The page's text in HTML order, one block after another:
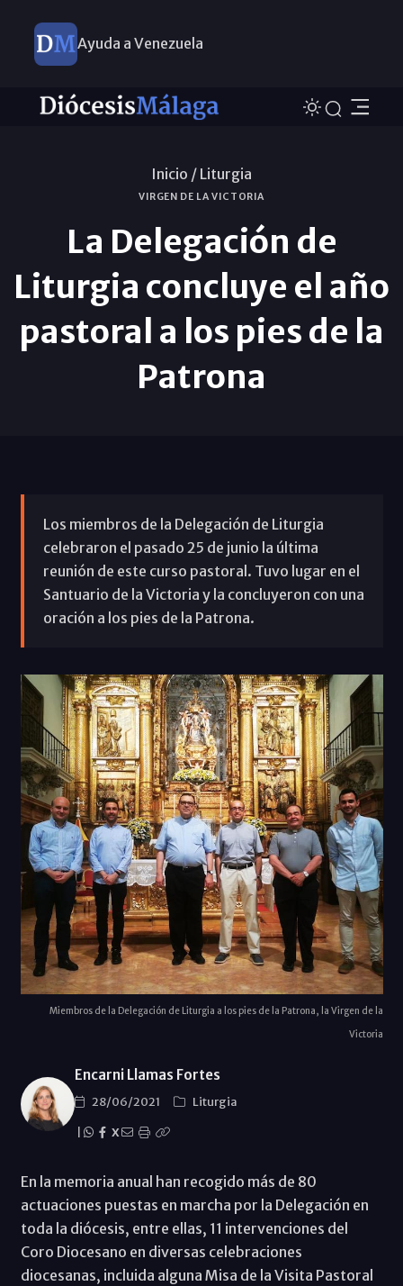
Ayuda a Venezuela
Inicio / Liturgia
VIRGEN DE LA VICTORIA
La Delegación de
Liturgia concluye el año
pastoral a los pies de la
Patrona
Los miembros de la Delegación de Liturgia
celebraron el pasado 25 de junio la última
reunión de este curso pastoral. Tuvo lugar en el
Santuario de la Victoria y la concluyeron con una
oración a los pies de la Patrona.
Miembros de la Delegación de Liturgia a los pies de la Patrona, la Virgen de la
Victoria
Encarni Llamas Fortes
28/06/2021
Liturgia
X
En la memoria anual han recogido más de 80
actuaciones puestas en marcha por la Delegación en
toda la diócesis, entre ellas, 11 intervenciones del
Coro Diocesano en diversas celebraciones
diocesanas, incluida alguna Misa de la Visita Pastoral